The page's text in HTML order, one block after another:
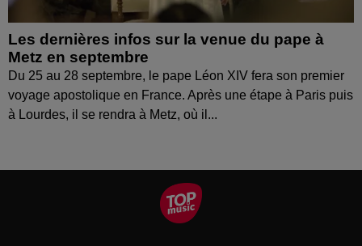
Les dernières infos sur la venue du pape à
Metz en septembre
Du 25 au 28 septembre, le pape Léon XIV fera son premier
voyage apostolique en France. Après une étape à Paris puis
à Lourdes, il se rendra à Metz, où il...